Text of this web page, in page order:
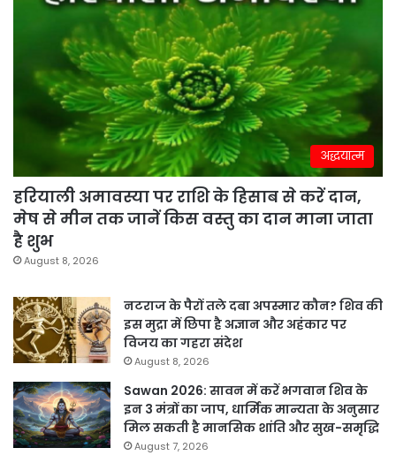
अद्धयात्म
हरियाली अमावस्या पर राशि के हिसाब से करें दान,
मेष से मीन तक जानें किस वस्तु का दान माना जाता
है शुभ
August 8, 2026
नटराज के पैरों तले दबा अपस्मार कौन? शिव की
इस मुद्रा में छिपा है अज्ञान और अहंकार पर
विजय का गहरा संदेश
August 8, 2026
Sawan 2026: सावन में करें भगवान शिव के
इन 3 मंत्रों का जाप, धार्मिक मान्यता के अनुसार
मिल सकती है मानसिक शांति और सुख-समृद्धि
August 7, 2026